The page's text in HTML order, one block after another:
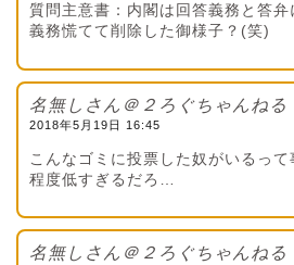
質問主意書：内閣は回答義務と答
義務慌てて削除した御様子？(笑)
名無しさん＠２ろぐちゃんねる
2018年5月19日 16:45
こんなゴミに投票した奴がいるっ
程度低すぎるだろ…
名無しさん＠２ろぐちゃんねる